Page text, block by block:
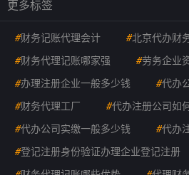
更多标签
#财务记账代理会计 #北京代办财
#财务代理记账哪家强 #劳务企业
#办理注册企业一般多少钱 #代办
#财务代理工厂 #代办注册公司如
#代办公司实缴一般多少钱 #代办
#登记注册身份验证办理企业登记注册